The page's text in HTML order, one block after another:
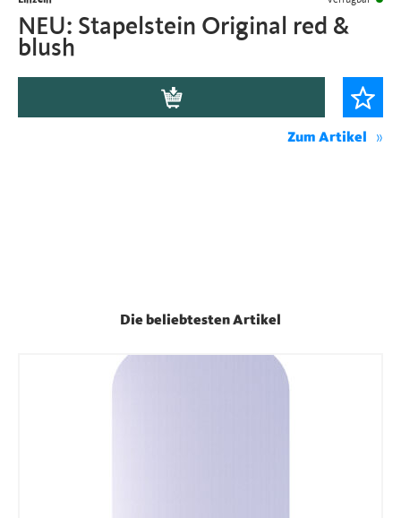
NEU: Stapelstein Original red &
blush
Zum Artikel
Die beliebtesten Artikel